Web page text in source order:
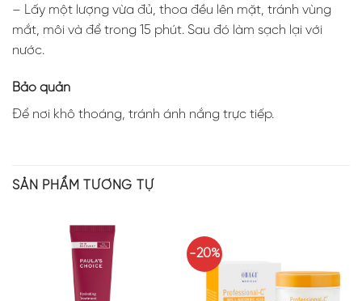
– Lấy một lượng vừa đủ, thoa đều lên mặt, tránh vùng
mắt, môi và để trong 15 phút. Sau đó làm sạch lại với
nước.
Bảo quản
Để nơi khô thoáng, tránh ánh nắng trực tiếp.
SẢN PHẨM TƯƠNG TỰ
-20%